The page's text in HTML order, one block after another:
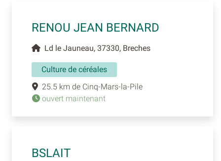
RENOU JEAN BERNARD
Ld le Jauneau, 37330, Breches
Culture de céréales
25.5 km de Cinq-Mars-la-Pile
ouvert maintenant
BSLAIT